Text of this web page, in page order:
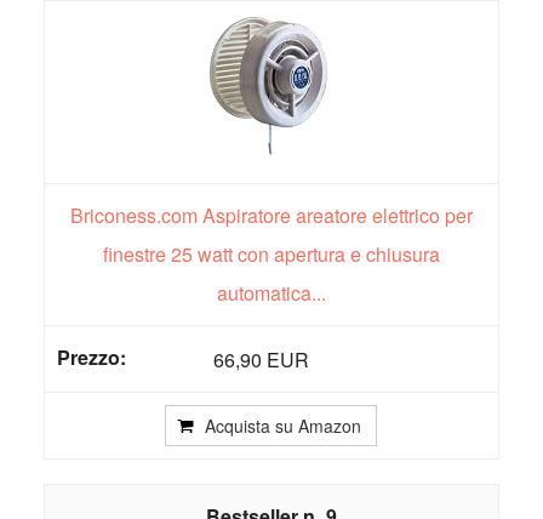
Briconess.com Aspiratore areatore elettrico per
finestre 25 watt con apertura e chiusura
automatica...
66,90 EUR
Acquista su Amazon